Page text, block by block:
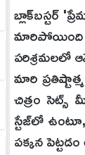
బ్లాక్‌బస్టర్
మారిపోయింది
పరిశ్రమలలో
మారి
చిత్రం సెట్స్
స్టేజ్‌లో
పక్కన